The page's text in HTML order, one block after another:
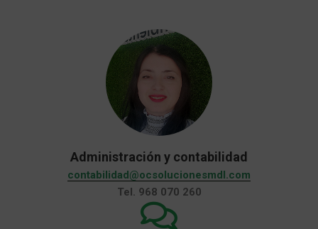
Administración y contabilidad
contabilidad@ocsolucionesmdl.com
Tel. 968 070 260